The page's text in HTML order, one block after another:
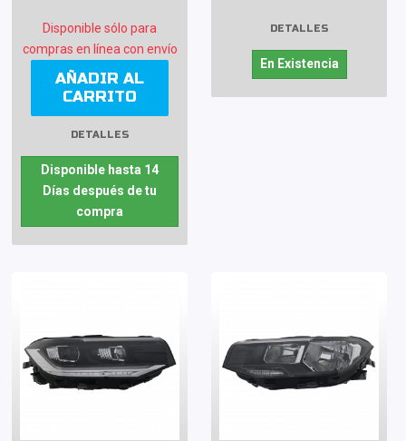
Disponible sólo para
compras en línea con envío
AÑADIR AL
CARRITO
DETALLES
Disponible hasta 14
Días después de tu
compra
DETALLES
En Existencia